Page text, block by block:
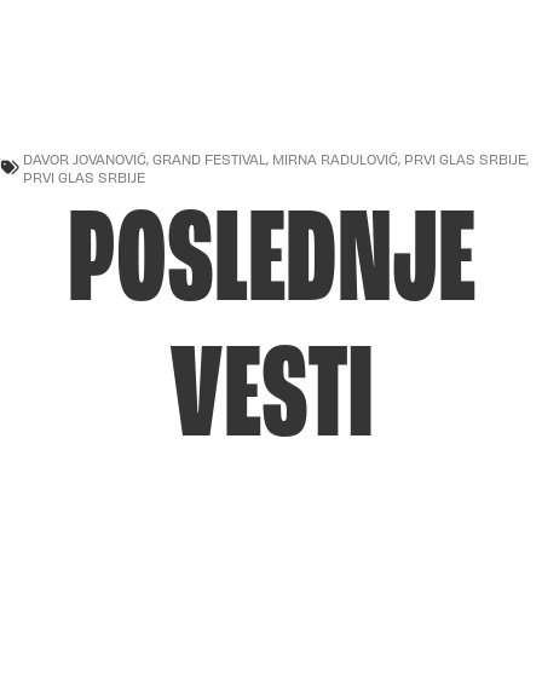
DAVOR JOVANOVIĆ, GRAND FESTIVAL , MIRNA RADULOVIĆ, PRVI GLAS SRBIJE,
PRVI GLAS SRBIJE
POSLEDNJE
VESTI